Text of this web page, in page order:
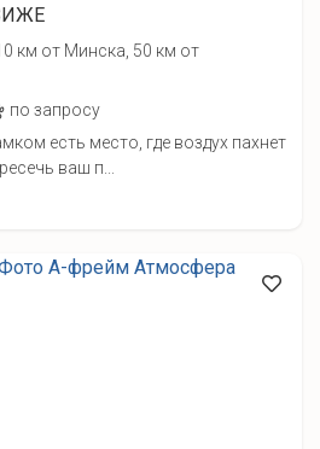
км от Минска, 50 км от
по запросу
есть место, где воздух пахнет
ваш п...